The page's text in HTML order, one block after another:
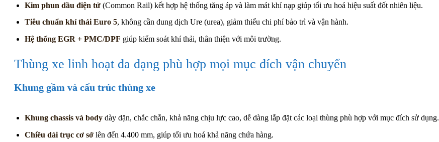
Kim phun dầu điện tử(Common Rail) kết hợp hệ thống tăng áp và làm mát khí nạp giúp tối ưu hoá hiệu suất đốt nhiên liệu.
Tiêu chuẩn khí thải Euro 5, không cần dung dịch Ure (urea), giảm thiểu chi phí bảo trì và vận hành.
Hệ thống EGR + PMC/DPF giúp kiểm soát khí thải, thân thiện với môi trường.
Thùng xe linh hoạt đa dạng phù hợp mọi mục đích vận chuyển
Khung gầm và cấu trúc thùng xe
Khung chassis và bodydày dặn, chắc chắn, khả năng chịu lực cao, dễ dàng lắp đặt các loại thùng phù hợp với mục đích sử dụng.
Chiều dài trục cơ sởlên đến 4.400 mm, giúp tối ưu hoá khả năng chứa hàng.